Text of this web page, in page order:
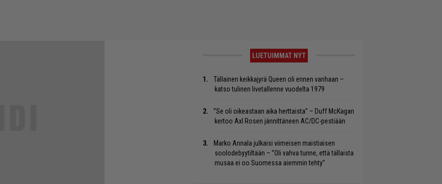
LUETUIMMAT NYT
Tällainen keikkajyrä Queen oli ennen vanhaan –
katso tulinen livetallenne vuodelta 1979
”Se oli oikeastaan aika herttaista” – Duff McKagan
kertoo Axl Rosen jännittäneen AC/DC-pestiään
Marko Annala julkaisi viimeisen maistiaisen
soolodebyytiltään – ”Oli vahva tunne, että tällaista
musaa ei oo Suomessa aiemmin tehty”